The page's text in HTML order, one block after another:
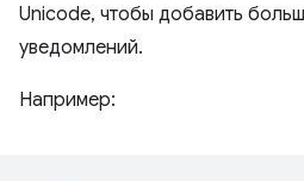
Unicode, чтобы добавить
уведомлений.
Например: